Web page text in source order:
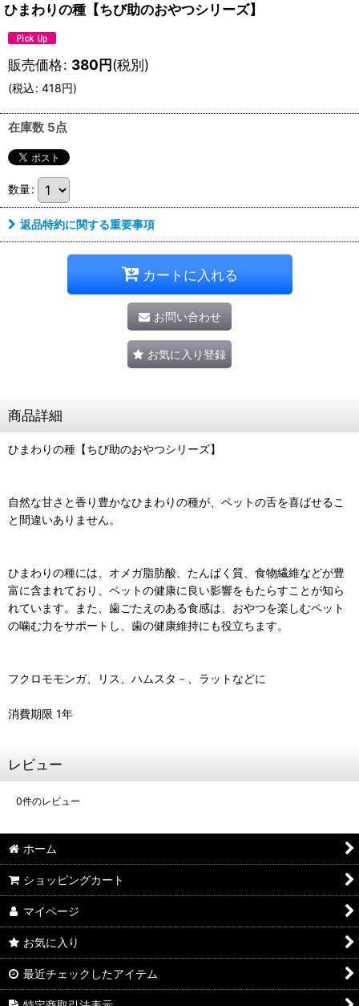
ひまわりの種【ちび助のおやつシリーズ】
販売価格: 380円(税別)
(税込: 418円)
在庫数 5点
数量:
返品特約に関する重要事項
カートに入れる
お問い合わせ
お気に入り登録
商品詳細
ひまわりの種【ちび助のおやつシリーズ】
自然な甘さと香り豊かなひまわりの種が、ペットの舌を喜ばせるこ
と間違いありません。
ひまわりの種には、オメガ脂肪酸、たんぱく質、食物繊維などが豊
富に含まれており、ペットの健康に良い影響をもたらすことが知ら
れています。また、歯ごたえのある食感は、おやつを楽しむペット
の噛む力をサポートし、歯の健康維持にも役立ちます。
フクロモモンガ、リス、ハムスタ－、ラットなどに
消費期限 1年
レビュー
0件のレビュー
ホーム
ショッピングカート
マイページ
お気に入り
最近チェックしたアイテム